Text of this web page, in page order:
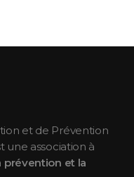
et de Prévention
une association à
prévention et la